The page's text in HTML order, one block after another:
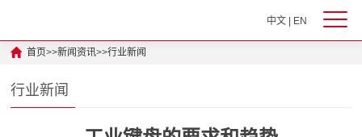
中文| EN
首页>>新闻资讯>>行业新闻
行业新闻